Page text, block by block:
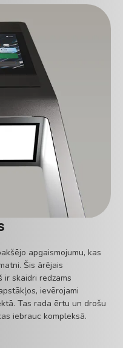
apgaismojumu, kas
Šis ārējais
ir skaidri redzams
ievērojami
Tas rada ērtu un drošu
iebrauc kompleksā.